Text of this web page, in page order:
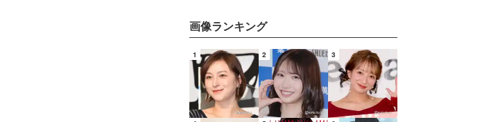
画像ランキング
1 2 3